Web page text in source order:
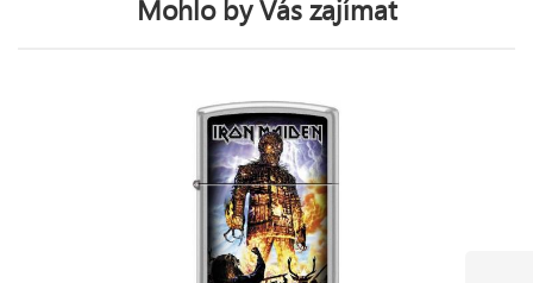
Mohlo by Vás zajímat